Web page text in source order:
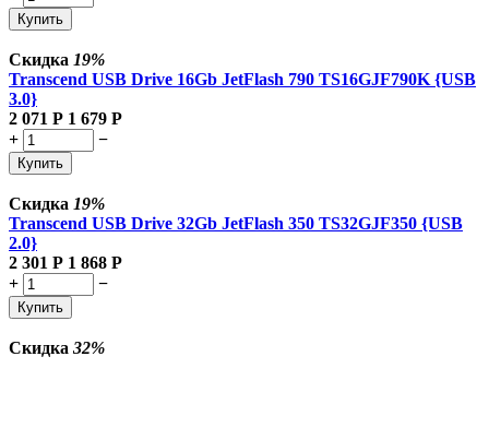
Купить
Скидка 19%
Transcend USB Drive 16Gb JetFlash 790 TS16GJF790K {USB
3.0}
2 071 Р 1 679 Р
+
−
Купить
Скидка 19%
Transcend USB Drive 32Gb JetFlash 350 TS32GJF350 {USB
2.0}
2 301 Р 1 868 Р
+
−
Купить
Скидка 32%